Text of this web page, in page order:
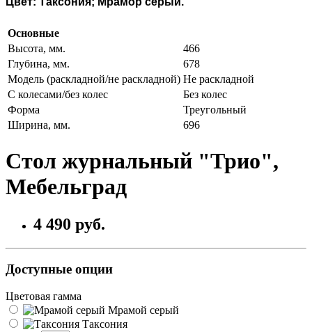
Основные
Высота, мм.
466
Глубина, мм.
678
Модель (раскладной/не раскладной) Не раскладной
С колесами/без колес
Без колес
Форма
Треугольный
Ширина, мм.
696
Стол журнальный "Трио",
Мебельград
4 490 руб.
Доступные опции
Цветовая гамма
Мрамой серый
Таксония